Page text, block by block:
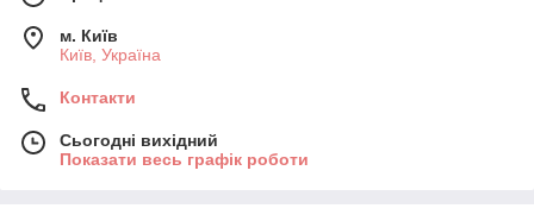
м. Київ
Київ, Україна
Контакти
Сьогодні вихідний
Показати весь графік роботи